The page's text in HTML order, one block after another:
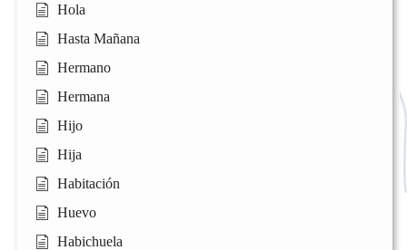
Hola
Hasta Mañana
Hermano
Hermana
Hijo
Hija
Habitación
Huevo
Habichuela